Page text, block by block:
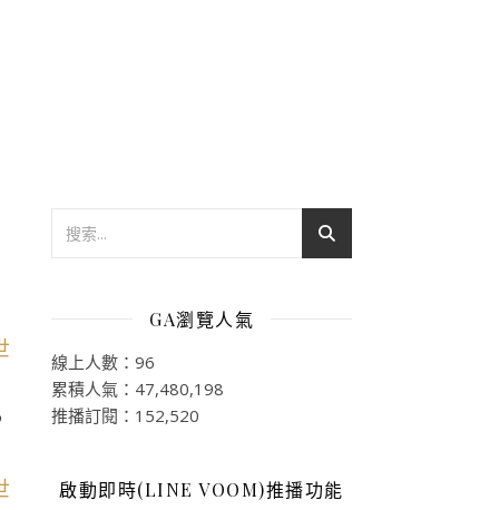
GA瀏覽人氣
線上人數：96
累積人氣：47,480,198
推播訂閱：152,520
啟動即時(LINE VOOM)推播功能